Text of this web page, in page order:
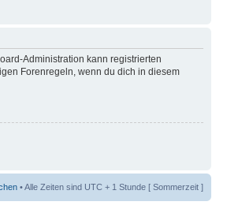
Administration kann registrierten
Forenregeln, wenn du dich in diesem
• Alle Zeiten sind UTC + 1 Stunde [ Sommerzeit ]